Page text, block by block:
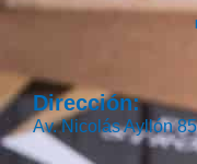
Dirección:
Av. Nicolás Ayllón